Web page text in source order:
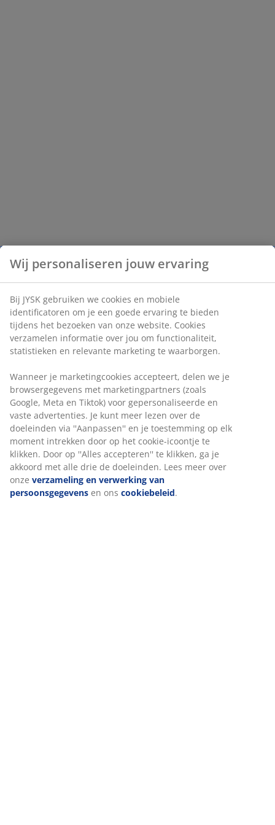
Wij personaliseren jouw ervaring
Bij JYSK gebruiken we cookies en mobiele
identificatoren om je een goede ervaring te bieden
tijdens het bezoeken van onze website. Cookies
verzamelen informatie over jou om functionaliteit,
statistieken en relevante marketing te waarborgen.
Wanneer je marketingcookies accepteert, delen we je
browsergegevens met marketingpartners (zoals
Google, Meta en Tiktok) voor gepersonaliseerde en
vaste advertenties. Je kunt meer lezen over de
doeleinden via ''Aanpassen'' en je toestemming op elk
moment intrekken door op het cookie-icoontje te
klikken. Door op ''Alles accepteren'' te klikken, ga je
akkoord met alle drie de doeleinden. Lees meer over
onze verzameling en verwerking van
persoonsgegevens en ons cookiebeleid.